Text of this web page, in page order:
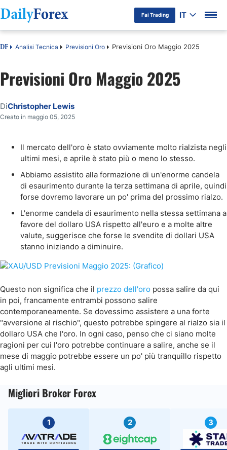
Fai Trading IT
DF Analisi Tecnica Previsioni Oro Previsioni Oro Maggio 2025
Previsioni Oro Maggio 2025
DiChristopher Lewis
Creato in maggio 05, 2025
Il mercato dell'oro è stato ovviamente molto rialzista negli
ultimi mesi, e aprile è stato più o meno lo stesso.
Abbiamo assistito alla formazione di un'enorme candela
di esaurimento durante la terza settimana di aprile, quindi
forse dovremo lavorare un po' prima del prossimo rialzo.
L'enorme candela di esaurimento nella stessa settimana a
favore del dollaro USA rispetto all'euro e a molte altre
valute, suggerisce che forse le svendite di dollari USA
stanno iniziando a diminuire.
Questo non significa che il prezzo dell'oro possa salire da qui
in poi, francamente entrambi possono salire
contemporaneamente. Se dovessimo assistere a una forte
"avversione al rischio", questo potrebbe spingere al rialzo sia il
dollaro USA che l'oro. In ogni caso, penso che ci siano molte
ragioni per cui l'oro potrebbe continuare a salire, anche se il
mese di maggio potrebbe essere un po' più tranquillo rispetto
agli ultimi mesi.
Migliori Broker Forex
1 2 3